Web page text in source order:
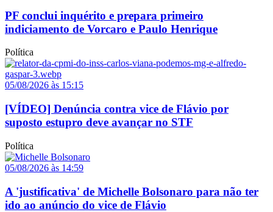
PF conclui inquérito e prepara primeiro
indiciamento de Vorcaro e Paulo Henrique
Política
05/08/2026 às 15:15
[VÍDEO] Denúncia contra vice de Flávio por
suposto estupro deve avançar no STF
Política
05/08/2026 às 14:59
A 'justificativa' de Michelle Bolsonaro para não ter
ido ao anúncio do vice de Flávio